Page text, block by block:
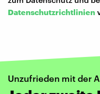
Datenschutzrichtlinien
Unzufrieden mit der